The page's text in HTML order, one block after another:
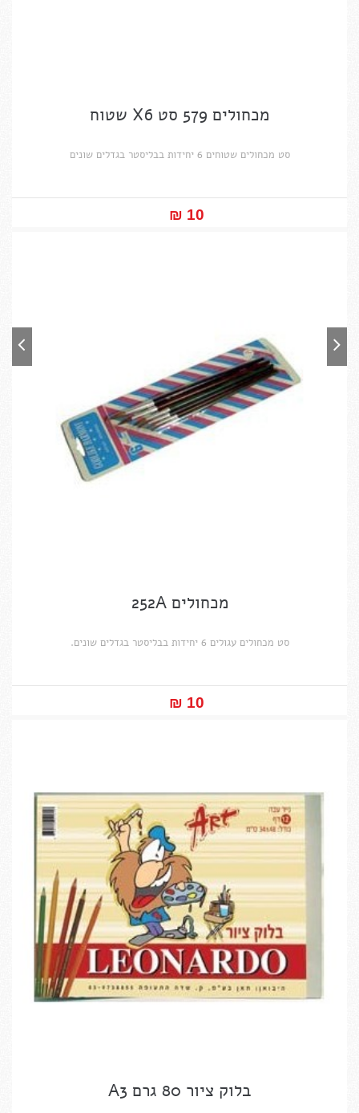
מכחולים 579 סט X6 שטוח
סט מכחולים שטוחים 6 יחידות בבליסטר בגדלים שונים
10 ₪‎
מכחולים 252A
סט מכחולים עגולים 6 יחידות בבליסטר בגדלים שונים.
10 ₪‎
בלוק ציור 80 גרם A3